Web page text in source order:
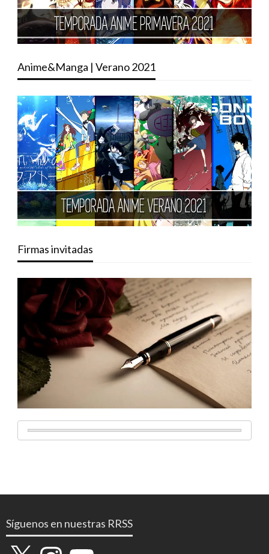
Anime&Manga | Verano 2021
Firmas invitadas
Síguenos en nuestras RRSS
X InstagramYouTube